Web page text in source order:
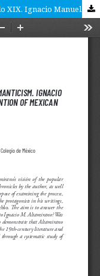
Traductores del romanticismo en el siglo XIX. Ignacio Manuel Altamirano y su invención del pueblo mexicano